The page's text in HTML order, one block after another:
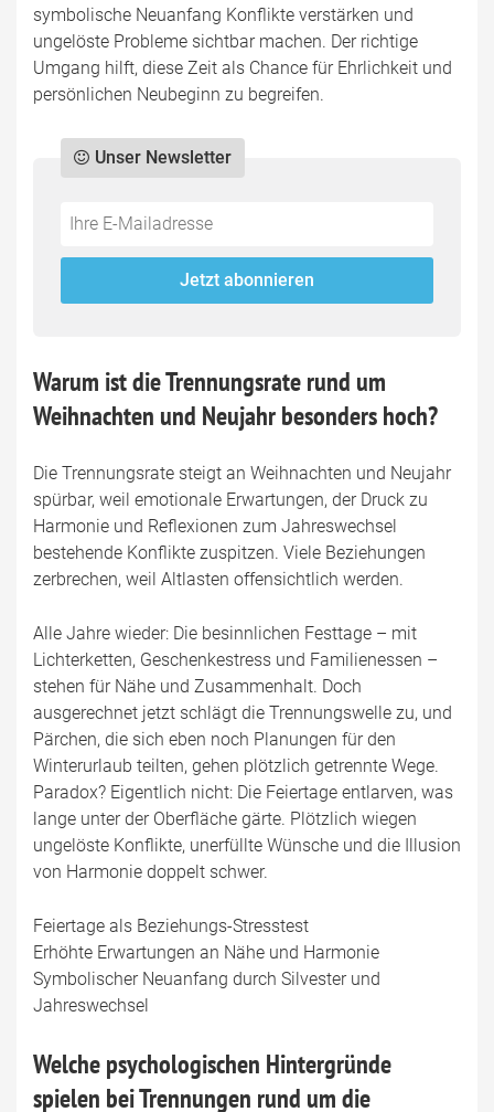
symbolische Neuanfang Konflikte verstärken und
ungelöste Probleme sichtbar machen. Der richtige
Umgang hilft, diese Zeit als Chance für Ehrlichkeit und
persönlichen Neubeginn zu begreifen.
Do
fill
Unser Newsletter
*Ihre
Mailadresse:
Jetzt abonnieren
Warum ist die Trennungsrate rund um
Weihnachten und Neujahr besonders hoch?
Die Trennungsrate steigt an Weihnachten und Neujahr
spürbar, weil emotionale Erwartungen, der Druck zu
Harmonie und Reflexionen zum Jahreswechsel
bestehende Konflikte zuspitzen. Viele Beziehungen
zerbrechen, weil Altlasten offensichtlich werden.
Alle Jahre wieder: Die besinnlichen Festtage – mit
Lichterketten, Geschenkestress und Familienessen –
stehen für Nähe und Zusammenhalt. Doch
ausgerechnet jetzt schlägt die Trennungswelle zu, und
Pärchen, die sich eben noch Planungen für den
Winterurlaub teilten, gehen plötzlich getrennte Wege.
Paradox? Eigentlich nicht: Die Feiertage entlarven, was
lange unter der Oberfläche gärte. Plötzlich wiegen
ungelöste Konflikte, unerfüllte Wünsche und die Illusion
von Harmonie doppelt schwer.
Feiertage als Beziehungs-Stresstest
Erhöhte Erwartungen an Nähe und Harmonie
Symbolischer Neuanfang durch Silvester und
Jahreswechsel
Welche psychologischen Hintergründe
spielen bei Trennungen rund um die